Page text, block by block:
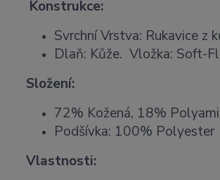
Konstrukce:
Svrchní Vrstva: Rukavice z
Dlaň: Kůže. Vložka: Soft-
Složení:
72% Kožená, 18%
Podšívka: 100% Polyester
Vlastnosti: